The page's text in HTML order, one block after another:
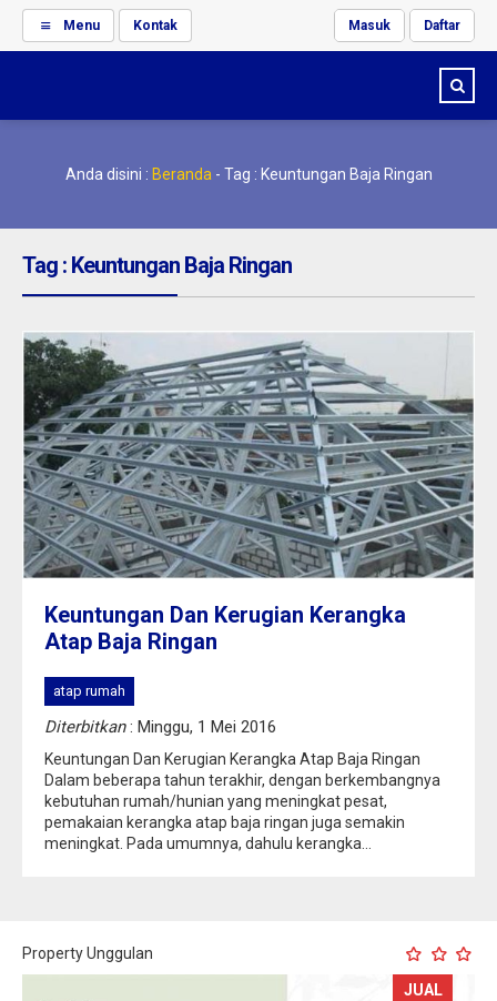
Menu Kontak Masuk Daftar
Anda disini : Beranda - Tag : Keuntungan Baja Ringan
Tag : Keuntungan Baja Ringan
Keuntungan Dan Kerugian Kerangka
Atap Baja Ringan
atap rumah
Diterbitkan: Minggu, 1 Mei 2016
Keuntungan Dan Kerugian Kerangka Atap Baja Ringan
Dalam beberapa tahun terakhir, dengan berkembangnya
kebutuhan rumah/hunian yang meningkat pesat,
pemakaian kerangka atap baja ringan juga semakin
meningkat. Pada umumnya, dahulu kerangka...
Property Unggulan
JUAL